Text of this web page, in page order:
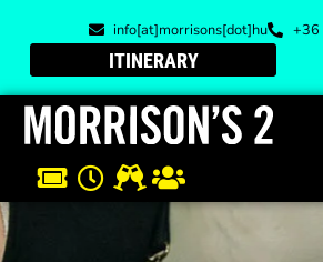
info[at]morrisons[dot]hu +36
ITINERARY